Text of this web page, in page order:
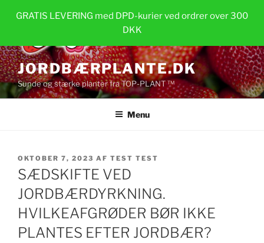
GRATIS LEVERING med DPD-kurier ved ordrer over 300
DKK
JORDBÆRPLANTE.DK
Sunde og stærke planter fra TOP-PLANT ™
Menu
UDGIVET
DEN
OKTOBER 7, 2023 AF TEST TEST
SÆDSKIFTE VED
JORDBÆRDYRKNING.
HVILKEAFGRØDER BØR IKKE
PLANTES EFTER JORDBÆR?